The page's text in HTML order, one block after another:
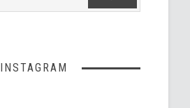
INSTAGRAM